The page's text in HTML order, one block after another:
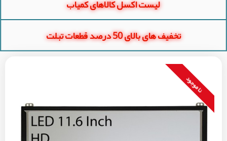
لیست اکسل کالاهای کمیاب
تخفیف های بالای 50 درصد قطعات تبلت
نا موجود